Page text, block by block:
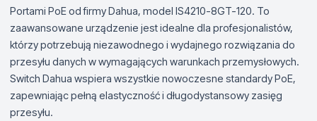
Portami PoE od firmy Dahua, model IS4210-8GT-120. To
zaawansowane urządzenie jest idealne dla profesjonalistów,
którzy potrzebują niezawodnego i wydajnego rozwiązania do
przesyłu danych w wymagających warunkach przemysłowych.
Switch Dahua wspiera wszystkie nowoczesne standardy PoE,
zapewniając pełną elastyczność i długodystansowy zasięg
przesyłu.